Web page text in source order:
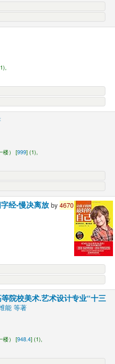
楼） [999] (1),
经-慢决离放by4670
院校美术.艺术设计专业“十三
能 等著
楼） [948.4] (1),